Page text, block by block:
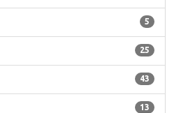
5
25
43
13